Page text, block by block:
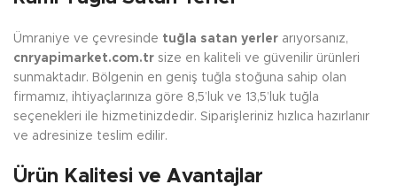
Ümraniye ve çevresinde tuğla satan yerler arıyorsanız,
cnryapimarket.com.tr size en kaliteli ve güvenilir ürünleri
sunmaktadır. Bölgenin en geniş tuğla stoğuna sahip olan
firmamız, ihtiyaçlarınıza göre 8,5’luk ve 13,5’luk tuğla
seçenekleri ile hizmetinizdedir. Siparişleriniz hızlıca hazırlanır
ve adresinize teslim edilir.
Ürün Kalitesi ve Avantajlar